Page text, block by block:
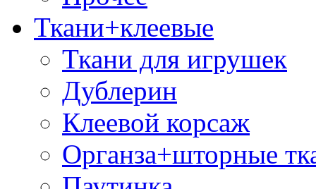
Ткани+клеевые
Ткани для игрушек
Дублерин
Клеевой корсаж
Органза+шторные